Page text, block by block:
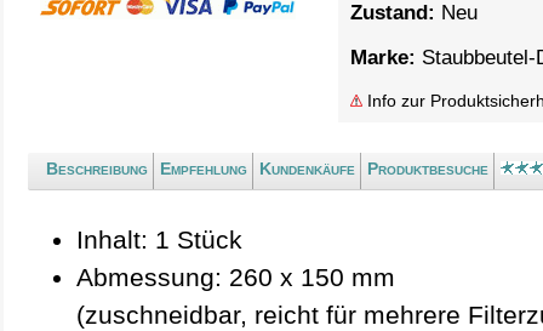
Zustand: Neu
Marke: Staubbeutel-
Info zur
Beschreibung Empfehlung Kundenkäufe Produktbesuche
Inhalt: 1 Stück
Abmessung: 260 x 150 mm
(zuschneidbar, reicht für mehrere